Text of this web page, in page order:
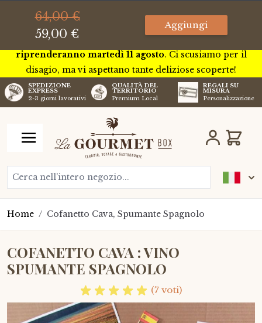
Questa settimana saremo in tournée in tutta la Francia per
incontrare alcuni dei nostri futuri artigiani. Per questo
motivo, non potremo effettuare
riprenderanno martedì 11 agosto. Ci scusiamo per il
disagio, ma vi aspettano tante deliziose scoperte!
SPEDIZIONE
EXPRESS
2-3 giorni lavorativi
QUALITÀ DEL
TERRITORIO
Premium Local
REGALI SU
MISURA
Personalizzazione
Cerca nell'intero negozio...
Carrello
Home / Cofanetto Cava, Spumante Spagnolo
COFANETTO CAVA : VINO
SPUMANTE SPAGNOLO
(7 voti)
64,00 €
59,00 €
Aggiungi